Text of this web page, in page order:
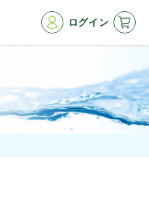
ログイン